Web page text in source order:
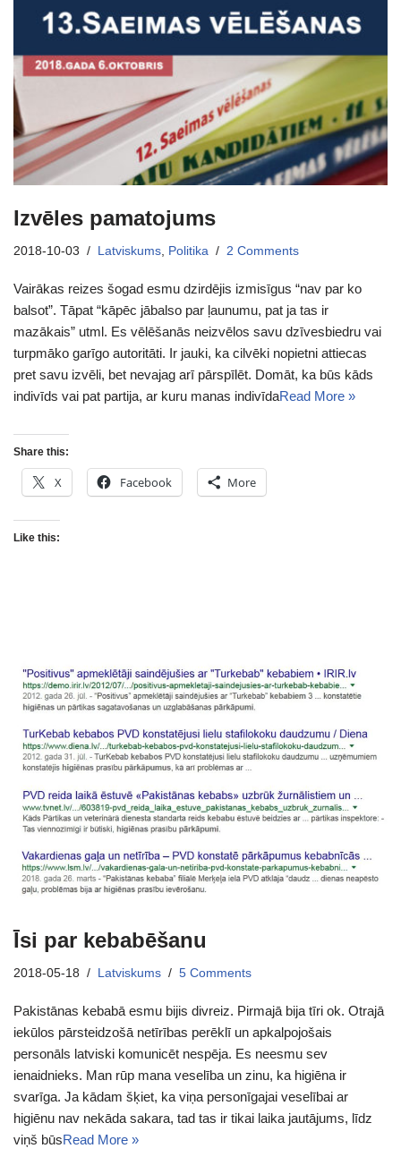
Izvēles pamatojums
2018-10-03 Latviskums, Politika 2 Comments
Vairākas reizes šogad esmu dzirdējis izmisīgus “nav par ko
balsot”. Tāpat “kāpēc jābalso par ļaunumu, pat ja tas ir
mazākais” utml. Es vēlēšanās neizvēlos savu dzīvesbiedru vai
turpmāko garīgo autoritāti. Ir jauki, ka cilvēki nopietni attiecas
pret savu izvēli, bet nevajag arī pārspīlēt. Domāt, ka būs kāds
indivīds vai pat partija, ar kuru manas indivīdaRead More »
Share this:
X Facebook More
Like this:
Īsi par kebabēšanu
2018-05-18 Latviskums 5 Comments
Pakistānas kebabā esmu bijis divreiz. Pirmajā bija tīri ok. Otrajā
iekūlos pārsteidzošā netīrības perēklī un apkalpojošais
personāls latviski komunicēt nespēja. Es neesmu sev
ienaidnieks. Man rūp mana veselība un zinu, ka higiēna ir
svarīga. Ja kādam šķiet, ka viņa personīgajai veselībai ar
higiēnu nav nekāda sakara, tad tas ir tikai laika jautājums, līdz
viņš būsRead More »